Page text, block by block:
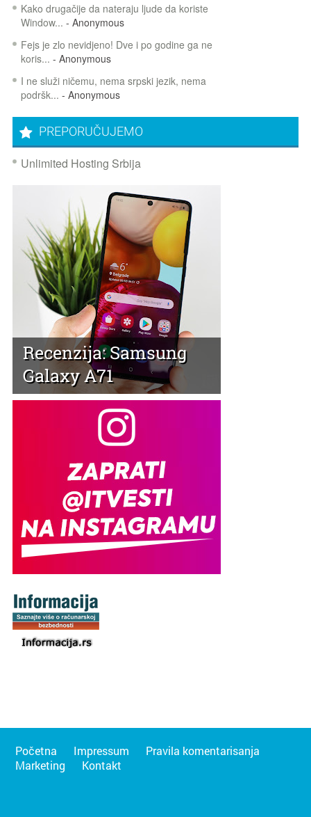
Kako drugačije da nateraju ljude da koriste
Window... - Anonymous
Fejs je zlo nevidjeno! Dve i po godine ga ne
koris... - Anonymous
I ne služi ničemu, nema srpski jezik, nema
podršk... - Anonymous
PREPORUČUJEMO
Unlimited Hosting Srbija
Recenzija: Samsung
Galaxy A71
Početna Impressum
Pravila komentarisanja
Marketing
Kontakt